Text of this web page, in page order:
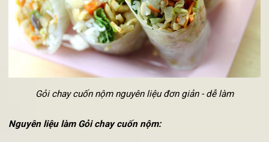
Cuối cùng, cho các nguyên liệu vào, cuốn đều và chặt tay
thưởng thức món ăn cùng tương xì dầu pha tỏi ớt.
6. Cách làm Gỏi chay cuốn nộm đơn giản
Đây là một món gỏi chay đơn giản và được rất nhiều người
tại Việt Nam yêu thích vì dễ làm và ít tốn thời gian.